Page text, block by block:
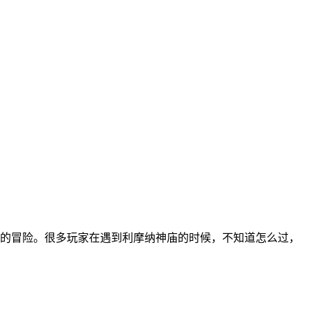
险。很多玩家在遇到利摩纳神庙的时候，不知道怎么过，